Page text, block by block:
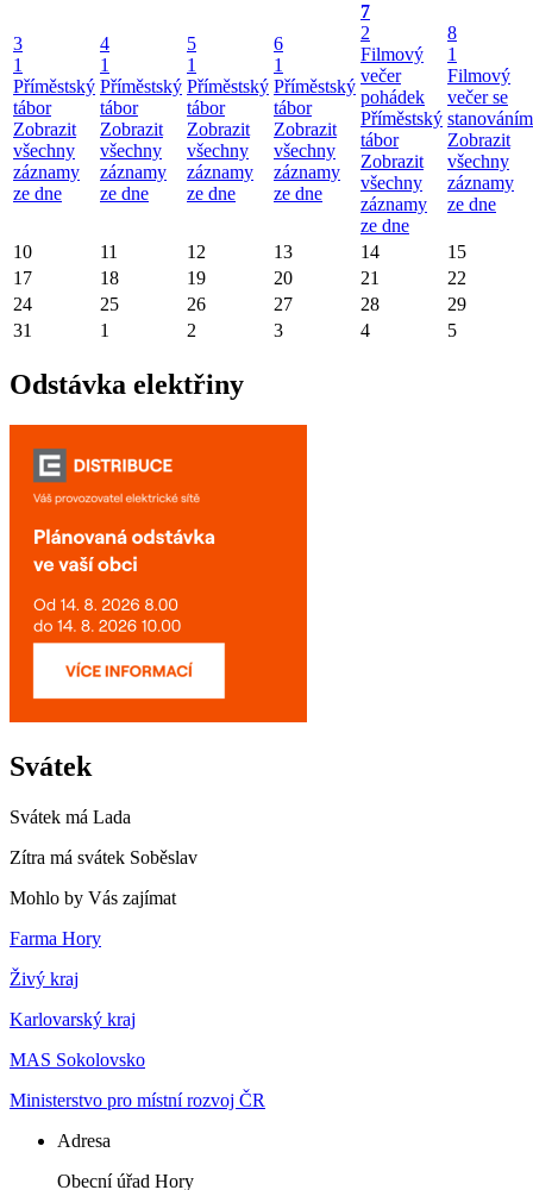
3
1
Příměstský
tábor
Zobrazit
všechny
záznamy
ze dne
4
1
Příměstský
tábor
Zobrazit
všechny
záznamy
ze dne
5
1
Příměstský
tábor
Zobrazit
všechny
záznamy
ze dne
6
1
Příměstský
tábor
Zobrazit
všechny
záznamy
ze dne
7
2
Filmový
večer
pohádek
Příměstský
tábor
Zobrazit
všechny
záznamy
ze dne
8
1
Filmový
večer se
stanováním
Zobrazit
všechny
záznamy
ze dne
10 11 12 13 14
15
17
18 19 20 21
22
24
25 26 27 28
29
31
1 2 3 4 5
Odstávka elektřiny
Svátek
Svátek má Lada
Zítra má svátek Soběslav
Mohlo by Vás zajímat
Farma Hory
Živý kraj
Karlovarský kraj
MAS Sokolovsko
Ministerstvo pro místní rozvoj ČR
Adresa
Obecní úřad Hory